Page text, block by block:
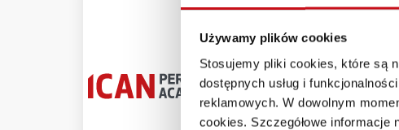
Używamy plików cookies
Stosujemy pliki cookies, które są
dostępnych usług i
reklamowych. W dowolnym
cookies. Szczegółowe
Personal
Uczy, jak
zdolności
najwyższego